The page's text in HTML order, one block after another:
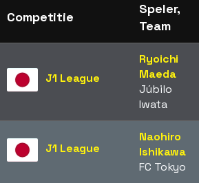
Competitie
Speler,
Team
J1 League
Ryoichi
Maeda
Júbilo
Iwata
J1 League
Naohiro
Ishikawa
FC Tokyo